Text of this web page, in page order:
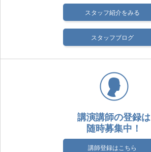
スタッフ紹介をみる
スタッフブログ
講演講師の登録は
随時募集中！
講師登録はこちら